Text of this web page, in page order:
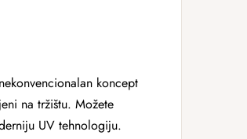
koncept
na tržištu. Možete
UV tehnologiju.